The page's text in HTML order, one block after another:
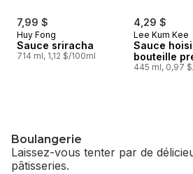
7,99 $
Huy Fong
Sauce sriracha
714 ml, 1,12 $/100ml
4,29 $
Lee Kum Kee
Sauce
bouteille
445 ml, 0,97
Boulangerie
Laissez-vous tenter par de
pâtisseries.